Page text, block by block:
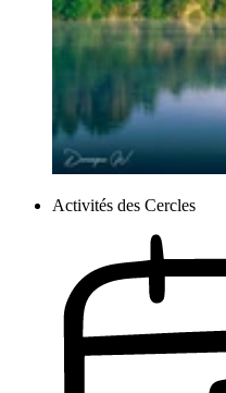
Activités des Cercles